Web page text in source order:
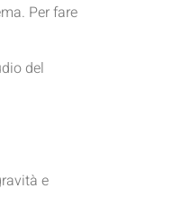
Per fare
del
e